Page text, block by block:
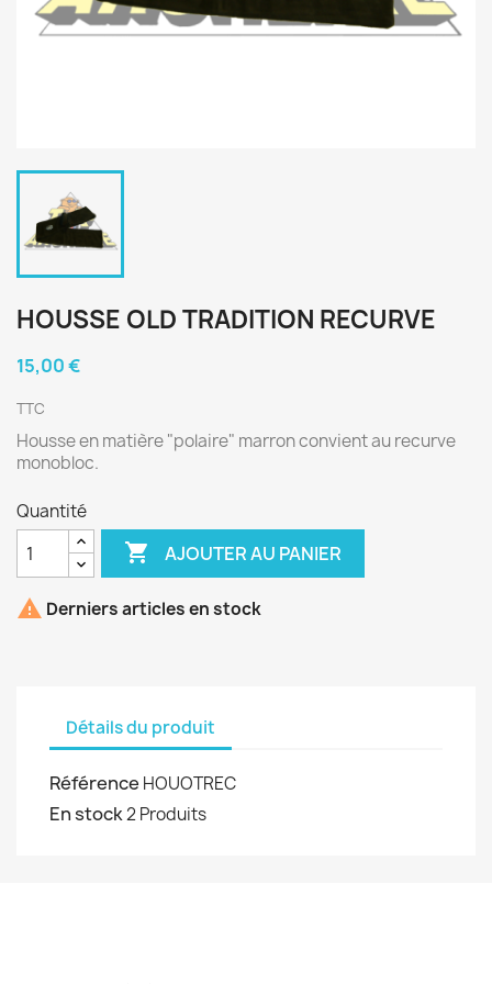
HOUSSE OLD TRADITION RECURVE
15,00 €
TTC
Housse en matière "polaire" marron convient au recurve
monobloc.
Quantité
 AJOUTER AU PANIER
 Derniers articles en stock
Détails du produit
Référence HOUOTREC
En stock2 Produits